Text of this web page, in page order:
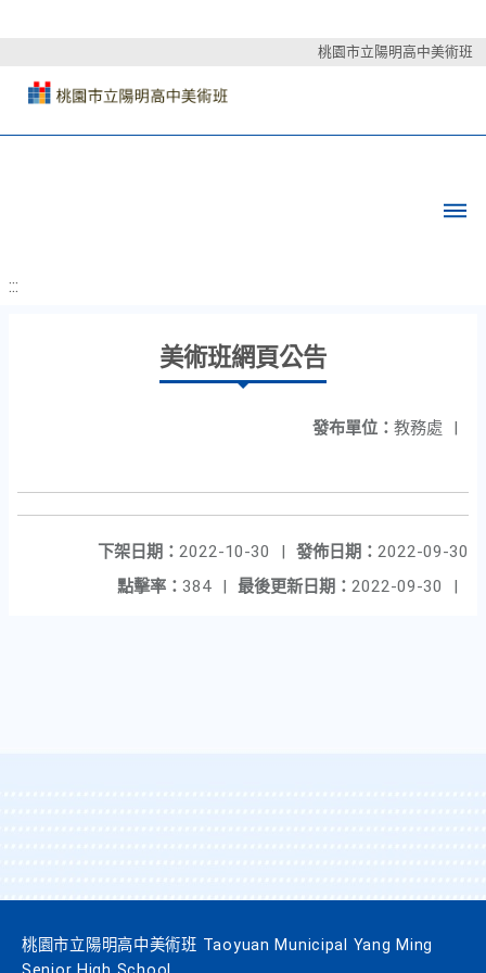
桃園市立陽明高中美術班
:::
美術班網頁公告
發布單位： 教務處 |
發佈日期： 2022-09-30
下架日期： 2022-10-30
|
最後更新日期： 2022-09-30 |
點擊率： 384 |
桃園市立陽明高中美術班 Taoyuan Municipal Yang Ming